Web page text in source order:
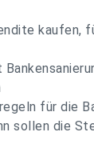
kaufen,
für die
sollen die